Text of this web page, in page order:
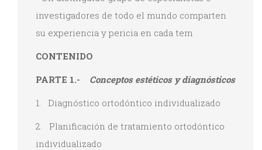
investigadores de todo el mundo comparten
su experiencia y pericia en cada tem
CONTENIDO
PARTE 1.- Conceptos estéticos y diagnósticos
1. Diagnóstico ortodóntico individualizado
2. Planificación de tratamiento ortodóntico
individualizado